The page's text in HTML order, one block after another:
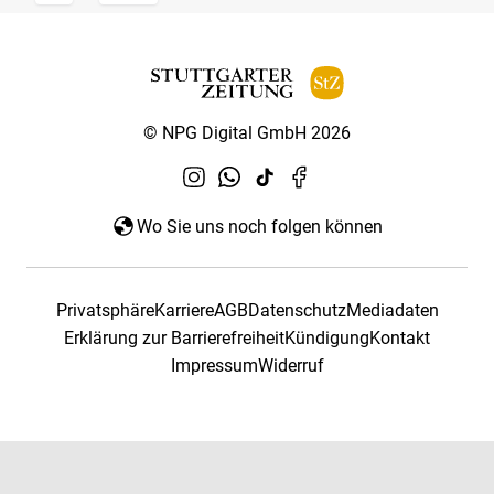
© NPG Digital GmbH 2026
Wo Sie uns noch folgen können
PrivatsphäreKarriereAGBDatenschutzMediadaten
Erklärung zur BarrierefreiheitKündigungKontakt
ImpressumWiderruf